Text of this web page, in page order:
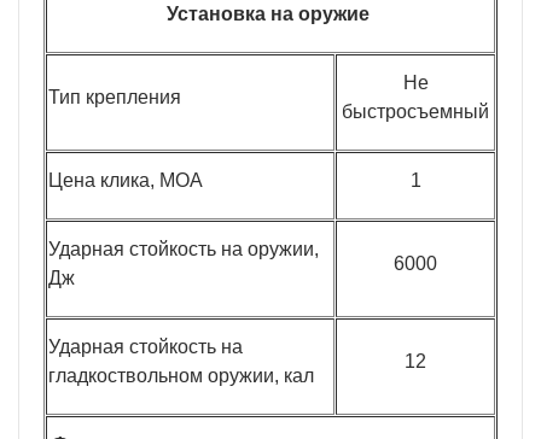
Установка на оружие
Тип крепления
Не
быстросъемный
Цена клика, МОА 1
Ударная стойкость на оружии,
Дж
6000
Ударная стойкость на
гладкоствольном оружии, кал
12